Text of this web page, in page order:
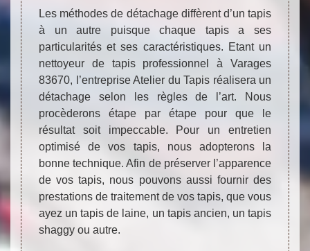
Les méthodes de détachage diffèrent d’un tapis
à un autre puisque chaque tapis a ses
particularités et ses caractéristiques. Etant un
nettoyeur de tapis professionnel à Varages
83670, l’entreprise Atelier du Tapis réalisera un
détachage selon les règles de l’art. Nous
procèderons étape par étape pour que le
résultat soit impeccable. Pour un entretien
optimisé de vos tapis, nous adopterons la
bonne technique. Afin de préserver l’apparence
de vos tapis, nous pouvons aussi fournir des
prestations de traitement de vos tapis, que vous
ayez un tapis de laine, un tapis ancien, un tapis
shaggy ou autre.